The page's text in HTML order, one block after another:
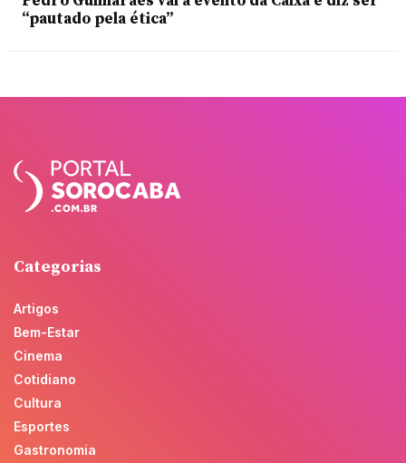
“pautado pela ética”
Categorias
Artigos
Bem-Estar
Cinema
Cotidiano
Cultura
Esportes
Gastronomia